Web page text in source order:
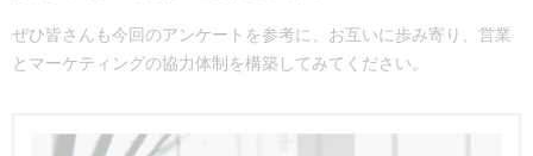
ぜひ皆さんも今回のアンケートを参考に、お互いに歩み寄り、営業
とマーケティングの協力体制を構築してみてください。